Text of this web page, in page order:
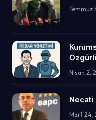
Temmuz
Nisan 2,
Necati
Mart 24,